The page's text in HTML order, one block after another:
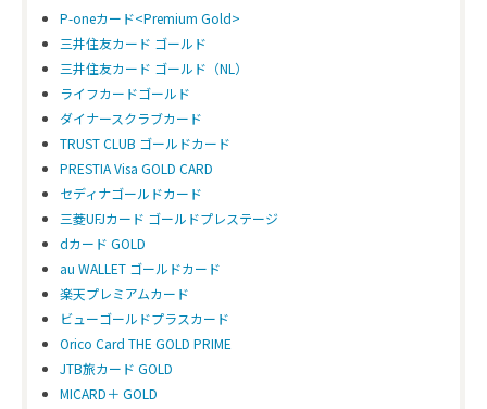
P-oneカード<Premium Gold>
三井住友カード ゴールド
三井住友カード ゴールド（NL）
ライフカードゴールド
ダイナースクラブカード
TRUST CLUB ゴールドカード
PRESTIA Visa GOLD CARD
セディナゴールドカード
三菱UFJカード ゴールドプレステージ
dカード GOLD
au WALLET ゴールドカード
楽天プレミアムカード
ビューゴールドプラスカード
Orico Card THE GOLD PRIME
JTB旅カード GOLD
MICARD＋ GOLD